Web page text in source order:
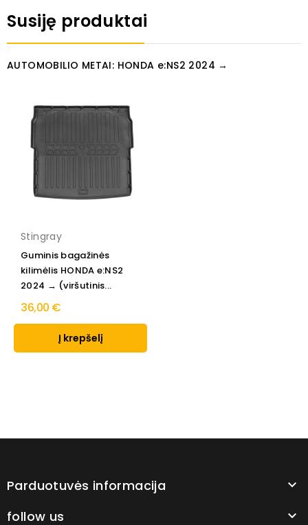
Susiję produktai
AUTOMOBILIO METAI: HONDA e:NS2 2024 →
Stingray
Guminis bagažinės
kilimėlis HONDA e:NS2
2024 → (viršutinis...
36,00 €
Į krepšelį
Parduotuvės informacija 
follow us 